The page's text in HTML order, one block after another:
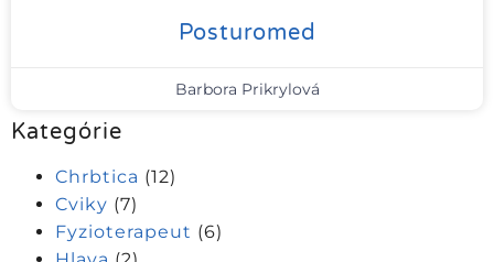
Kategórie
Chrbtica (12)
Cviky (7)
Fyzioterapeut (6)
Posturomed
Barbora Prikrylová